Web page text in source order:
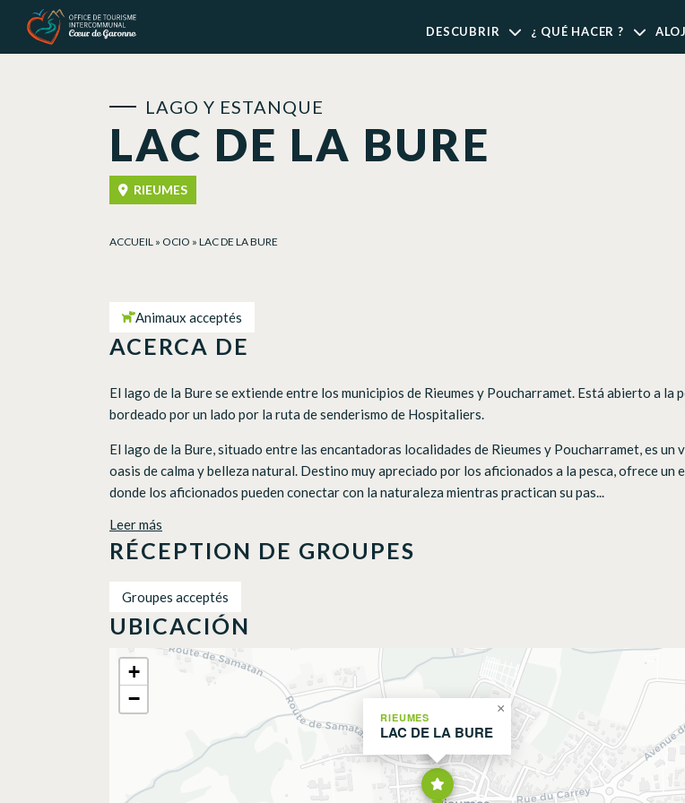
DESCUBRIR ¿ QUÉ HACER ?
LAC DE LA BURE
LAGO Y ESTANQUE
RIEUMES
ACCUEIL » OCIO » LAC DE LA BURE
Animaux acceptés
ACERCA DE
El lago de la Bure se extiende entre los municipios de Rieumes y Poucharramet. Está abierto a la
bordeado por un lado por la ruta de senderismo de Hospitaliers.
El lago de la Bure, situado entre las encantadoras localidades de Rieumes y Poucharramet, es un
oasis de calma y belleza natural. Destino muy apreciado por los aficionados a la pesca, ofrece un
donde los aficionados pueden conectar con la naturaleza mientras practican su pas...
Leer más
RÉCEPTION DE GROUPES
Groupes acceptés
UBICACIÓN
RIEUMES
LAC DE LA BURE
×
+
−
Panel de gestión de cookies